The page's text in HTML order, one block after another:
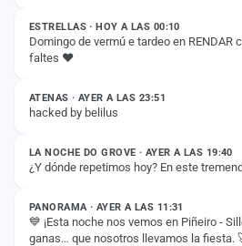
ESTRELLAS · HOY A LAS 00:10
Domingo de vermú e tardeo en RENDAR
faltes ❤️
ESTADO
ATENAS · AYER A LAS 23:51
hacked by belilus
ESTADO
LA NOCHE DO GROVE · AYER A LAS 19:40
¿Y dónde repetimos hoy? En este
ESTADO
PANORAMA · AYER A LAS 11:31
💙 ¡Esta noche nos vemos en Piñeiro -
ganas… que nosotros llevamos la fiesta.